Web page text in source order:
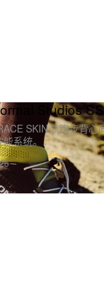
Studios
SKIN 2 跑步背心
系统。